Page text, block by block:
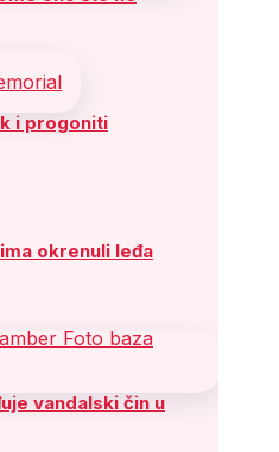
i progoniti
okrenuli leđa
vandalski čin u